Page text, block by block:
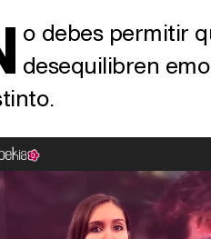
o debes permitir
desequilibren